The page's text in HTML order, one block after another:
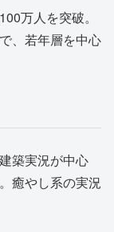
万人を突破。
、若年層を中心
築実況が中心
癒やし系の実況